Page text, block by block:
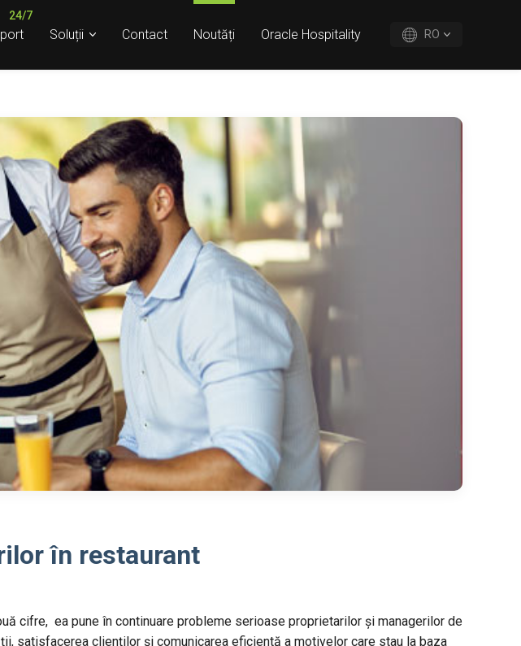
Soluții Contact Noutăți Oracle Hospitality RO
în restaurant
cifre, ea pune în continuare probleme serioase proprietarilor și managerilor de
satisfacerea clienților și comunicarea eficientă a motivelor care stau la baza